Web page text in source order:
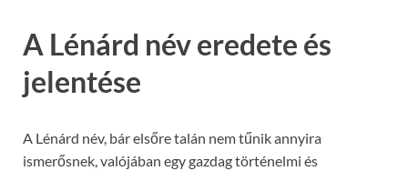
A Lénárd név eredete és
jelentése
A Lénárd név, bár elsőre talán nem tűnik annyira
ismerősnek, valójában egy gazdag történelmi és